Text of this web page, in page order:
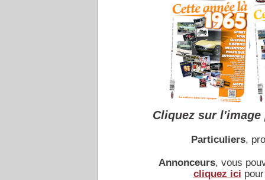
Cliquez sur
Particuliers,
Annonceurs, vous
cliquez ici